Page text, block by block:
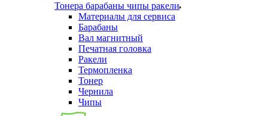
Тонера барабаны чипы ракели
Материалы для сервиса
Барабаны
Вал магнитный
Печатная головка
Ракели
Термопленка
Тонер
Чернила
Чипы